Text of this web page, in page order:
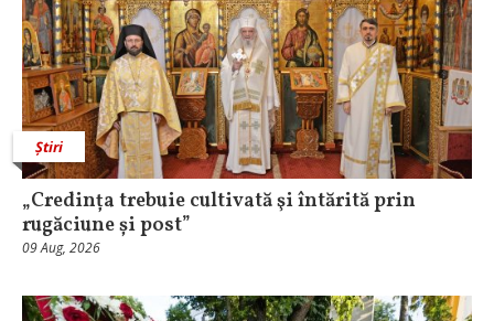
Știri
„Credința trebuie cultivată şi întărită prin
rugăciune și post”
09 Aug, 2026